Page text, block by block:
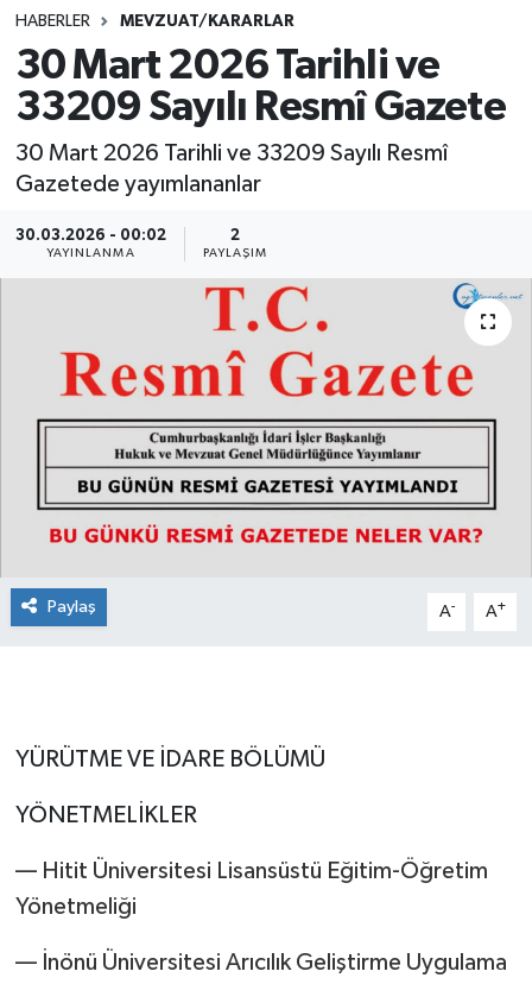
HABERLER MEVZUAT/KARARLAR
30 Mart 2026 Tarihli ve
33209 Sayılı Resmî Gazete
30 Mart 2026 Tarihli ve 33209 Sayılı Resmî
Gazetede yayımlananlar
30.03.2026 - 00:02
YAYINLANMA
2
PAYLAŞIM
Paylaş A- A+
YÜRÜTME VE İDARE BÖLÜMÜ
YÖNETMELİKLER
–– Hitit Üniversitesi Lisansüstü Eğitim-Öğretim
Yönetmeliği
–– İnönü Üniversitesi Arıcılık Geliştirme Uygulama
YARIŞMA/ETKİNLİKLER
ANKET
MEVZUAT/KARARLAR